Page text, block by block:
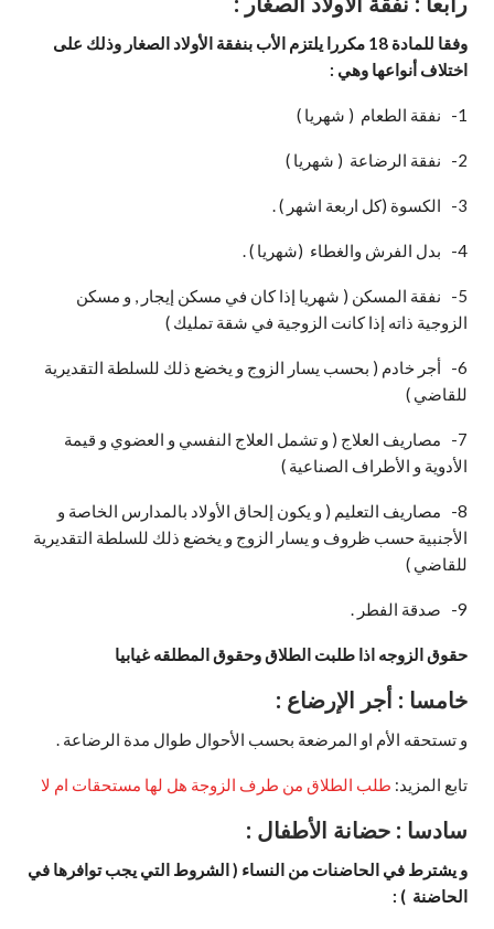
وفقا للمادة 18 مكررا يلتزم الأب بنفقة الأولاد الصغار وذلك على
اختلاف أنواعها وهي :
1- نفقة الطعام ( شهريا )
2- نفقة الرضاعة ( شهريا )
3- الكسوة (كل اربعة اشهر ) .
4- بدل الفرش والغطاء (شهريا ) .
5- نفقة المسكن ( شهريا إذا كان في مسكن إيجار , و مسكن
الزوجية ذاته إذا كانت الزوجية في شقة تمليك )
6- أجر خادم ( بحسب يسار الزوج و يخضع ذلك للسلطة التقديرية
للقاضي )
7- مصاريف العلاج ( و تشمل العلاج النفسي و العضوي و قيمة
الأدوية و الأطراف الصناعية )
8- مصاريف التعليم ( و يكون إلحاق الأولاد بالمدارس الخاصة و
الأجنبية حسب ظروف و يسار الزوج و يخضع ذلك للسلطة التقديرية
للقاضي )
9- صدقة الفطر .
حقوق الزوجه اذا طلبت الطلاق وحقوق المطلقه غيابيا
خامسا : أجر الإرضاع :
و تستحقه الأم او المرضعة بحسب الأحوال طوال مدة الرضاعة .
تابع المزيد: طلب الطلاق من طرف الزوجة هل لها مستحقات ام لا
سادسا : حضانة الأطفال :
و يشترط في الحاضنات من النساء ( الشروط التي يجب توافرها في
الحاضنة ) :